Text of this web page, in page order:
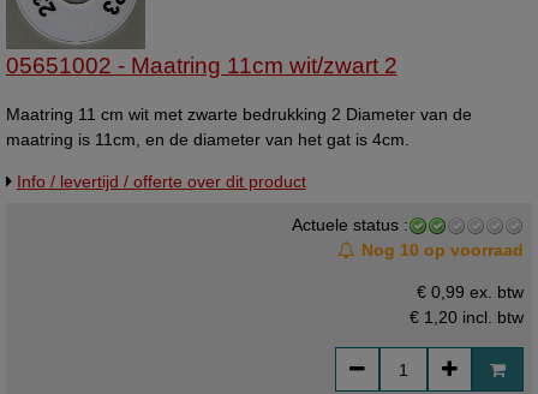
05651002 - Maatring 11cm wit/zwart 2
Maatring 11 cm wit met zwarte bedrukking 2 Diameter van de
maatring is 11cm, en de diameter van het gat is 4cm.
Info / levertijd / offerte over dit product
Actuele status :
Nog 10 op voorraad
€ 0,99 ex. btw
€ 1,20 incl. btw